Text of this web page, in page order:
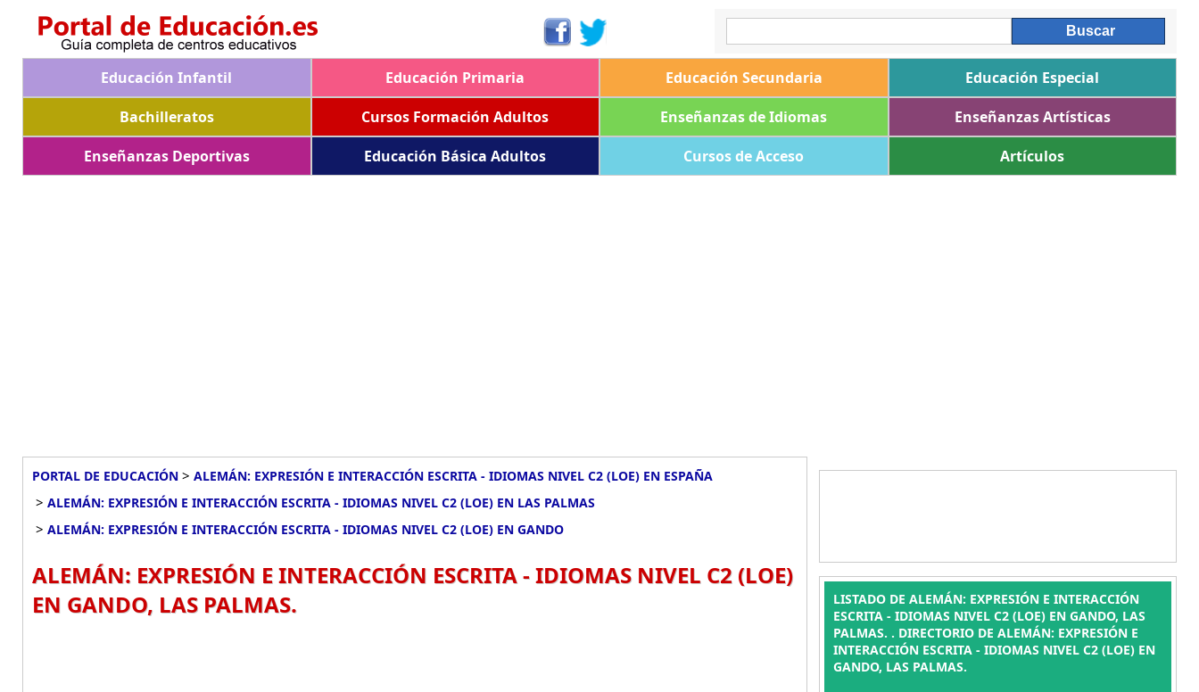
Educación Infantil Educación Primaria Educación Secundaria
Educación Especial
Bachilleratos
Cursos Formación Adultos Enseñanzas de Idiomas
Enseñanzas Artísticas
Enseñanzas Deportivas
Educación Básica Adultos Cursos de Acceso Artículos
PORTAL DE EDUCACIÓN > ALEMÁN: EXPRESIÓN E INTERACCIÓN ESCRITA - IDIOMAS NIVEL C2 (LOE) EN ESPAÑA
> ALEMÁN: EXPRESIÓN E INTERACCIÓN ESCRITA - IDIOMAS NIVEL C2 (LOE) EN LAS PALMAS
> ALEMÁN: EXPRESIÓN E INTERACCIÓN ESCRITA - IDIOMAS NIVEL C2 (LOE) EN GANDO
ALEMÁN: EXPRESIÓN E INTERACCIÓN ESCRITA - IDIOMAS NIVEL C2 (LOE)
EN GANDO, LAS PALMAS.
LISTADO DE ALEMÁN: EXPRESIÓN E INTERACCIÓN
ESCRITA - IDIOMAS NIVEL C2 (LOE) EN GANDO, LAS
PALMAS. . DIRECTORIO DE ALEMÁN: EXPRESIÓN E
INTERACCIÓN ESCRITA - IDIOMAS NIVEL C2 (LOE) EN
GANDO, LAS PALMAS.